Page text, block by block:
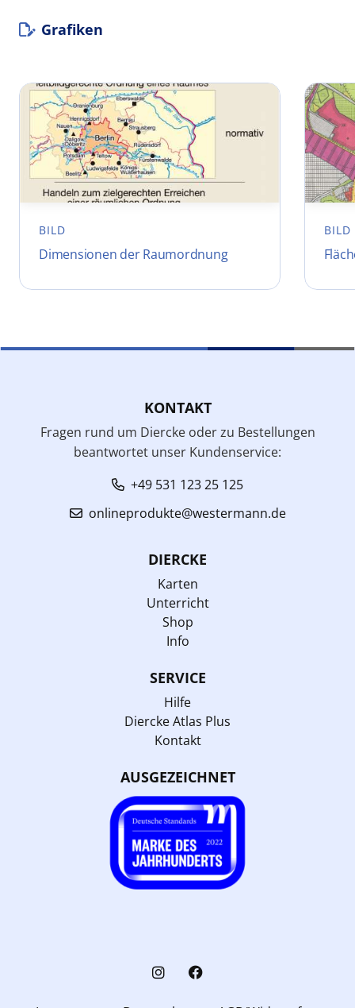
Grafiken
BILD
Dimensionen der Raumordnung
BILD
KONTAKT
Fragen rund um Diercke oder zu Bestellungen
beantwortet unser Kundenservice:
+49 531 123 25 125
onlineprodukte@westermann.de
DIERCKE
Karten
Unterricht
Shop
Info
SERVICE
Hilfe
Diercke Atlas Plus
Kontakt
AUSGEZEICHNET